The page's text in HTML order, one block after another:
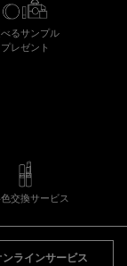
るサンプル
プレゼント
交換サービス
ンラインサービス